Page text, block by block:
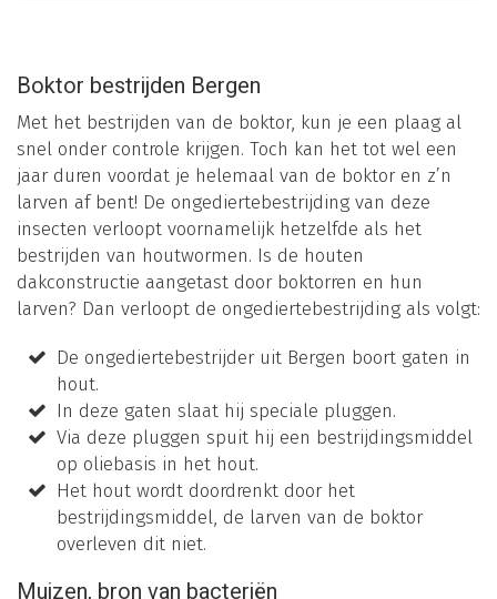
Boktor bestrijden Bergen
Met het bestrijden van de boktor, kun je een plaag al
snel onder controle krijgen. Toch kan het tot wel een
jaar duren voordat je helemaal van de boktor en z’n
larven af bent! De ongediertebestrijding van deze
insecten verloopt voornamelijk hetzelfde als het
bestrijden van houtwormen. Is de houten
dakconstructie aangetast door boktorren en hun
larven? Dan verloopt de ongediertebestrijding als volgt:
De ongediertebestrijder uit Bergen boort gaten in
hout.
In deze gaten slaat hij speciale pluggen.
Via deze pluggen spuit hij een bestrijdingsmiddel
op oliebasis in het hout.
Het hout wordt doordrenkt door het
bestrijdingsmiddel, de larven van de boktor
overleven dit niet.
Muizen, bron van bacteriën